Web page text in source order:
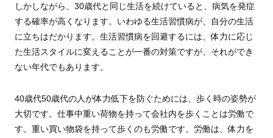
しかしながら、30歳代と同じ生活を続けていると、病気を発症
する確率が高くなります。いわゆる生活習慣病が、自分の生活
に立ちはだかります。生活習慣病を回避するには、体力に応じ
た生活スタイルに変えることが一番の対策ですが、それができ
ない年代でもあります。
40歳代50歳代の人が体力低下を防ぐためには、歩く時の姿勢が
大切です。仕事中重い荷物を持って会社内を歩くことは労働で
す。重い買い物袋を持って歩くのも労働です。労働は、体力を